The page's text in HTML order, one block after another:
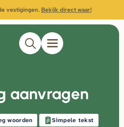
vestigingen. Bekijk direct waar!
aanvragen
woorden Simpele tekst